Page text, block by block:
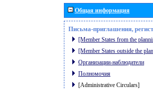
Общая информация
Письма-приглашения,
[Member States from the
[Member States outside the
Организации-наблюдатели
Полномочия
[Administrative Circulars]